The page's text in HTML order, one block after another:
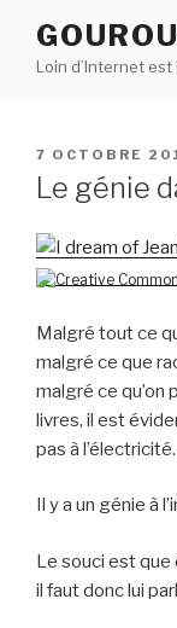
contenuLoin d’Internet est
PUBLIÉ
LE
7 OCTOBRE
Le génie
Malgré tout ce
malgré ce que
malgré ce qu’on
livres, il est
pas à l’électricité.
Il y a un génie à
Le souci est que
il faut donc lui